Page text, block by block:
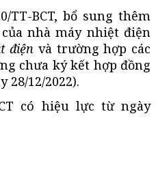
TT-BCT, bổ sung thêm
nhà máy nhiệt điện
điện và trường hợp các
chưa ký kết hợp đồng
12/2022).
có hiệu lực từ ngày